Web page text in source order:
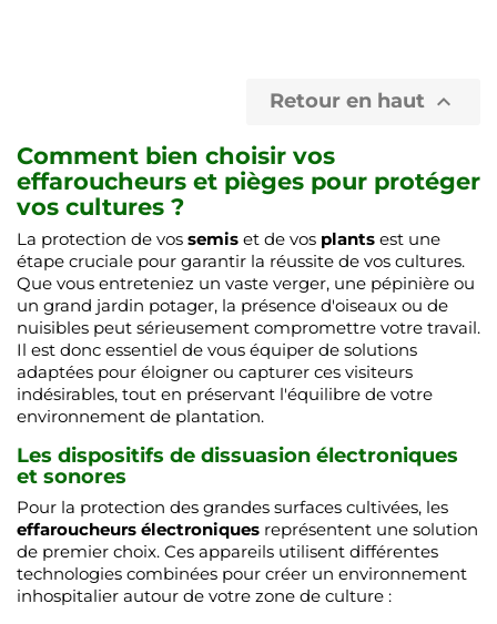
Retour en haut 
Comment bien choisir vos
effaroucheurs et pièges pour protéger
vos cultures ?
La protection de vos semis et de vos plants est une
étape cruciale pour garantir la réussite de vos cultures.
Que vous entreteniez un vaste verger, une pépinière ou
un grand jardin potager, la présence d'oiseaux ou de
nuisibles peut sérieusement compromettre votre travail.
Il est donc essentiel de vous équiper de solutions
adaptées pour éloigner ou capturer ces visiteurs
indésirables, tout en préservant l'équilibre de votre
environnement de plantation.
Les dispositifs de dissuasion électroniques
et sonores
Pour la protection des grandes surfaces cultivées, les
effaroucheurs électroniques représentent une solution
de premier choix. Ces appareils utilisent différentes
technologies combinées pour créer un environnement
inhospitalier autour de votre zone de culture :